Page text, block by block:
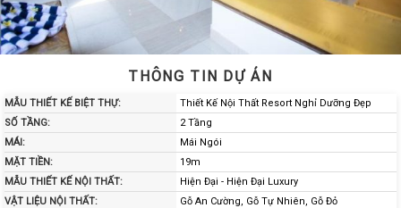
THÔNG TIN DỰ ÁN
MẪU THIẾT KẾ BIỆT THỰ:
Thiết Kế Nội Thất Resort Nghỉ Dưỡng Đẹp
SỐ TẦNG:
2 Tầng
MÁI:
Mái Ngói
MẶT TIỀN:
19m
MẪU THIẾT KẾ NỘI THẤT:
Hiện Đại - Hiện Đại Luxury
VẬT LIỆU NỘI THẤT:
Gỗ An Cường, Gỗ Tự Nhiên, Gỗ Đỏ